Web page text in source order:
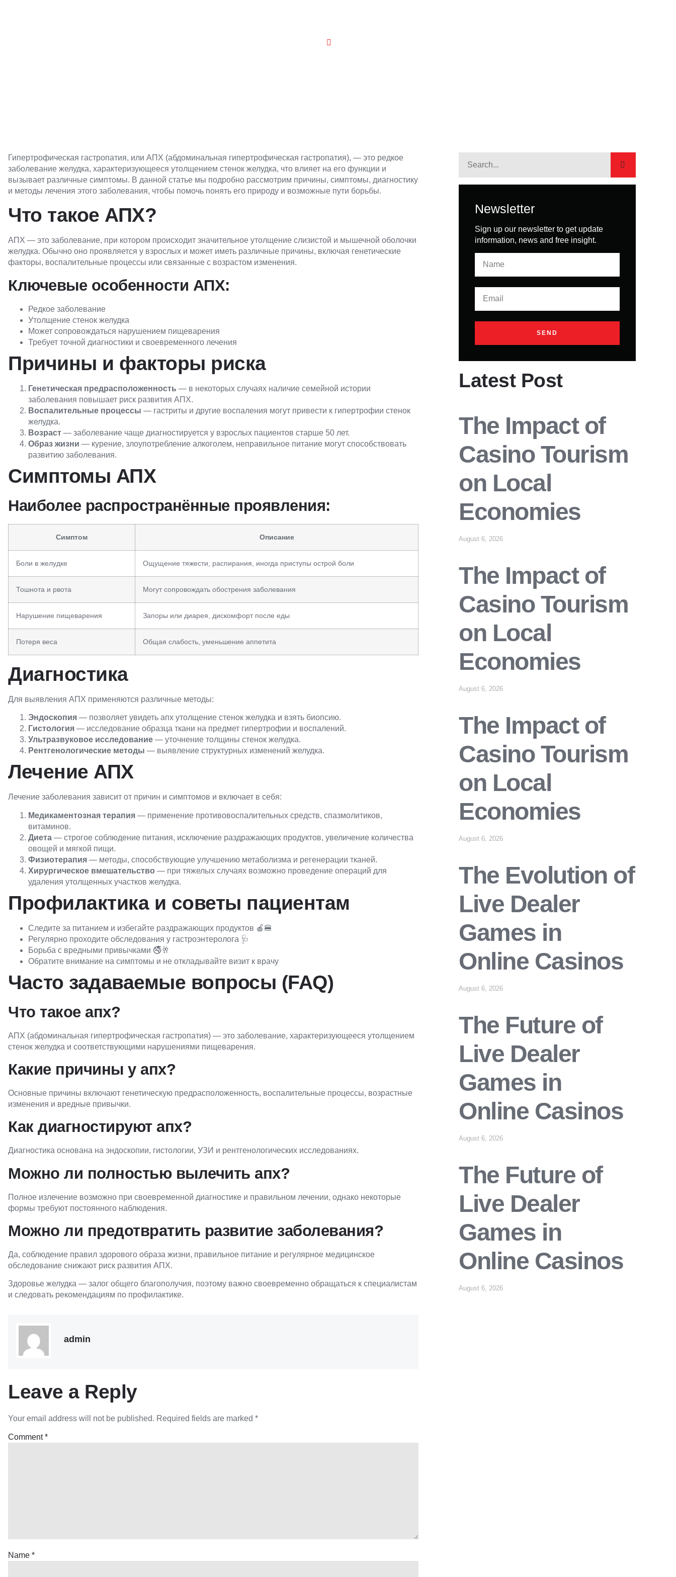
Гипертрофическая гастропатия, или АПХ (абдоминальная гипертрофическая гастропатия), — это редкое
заболевание желудка, характеризующееся утолщением стенок желудка, что влияет на его функции и
вызывает различные симптомы. В данной статье мы подробно рассмотрим причины, симптомы, диагностику
и методы лечения этого заболевания, чтобы помочь понять его природу и возможные пути борьбы.
Что такое АПХ?
АПХ — это заболевание, при котором происходит значительное утолщение слизистой и мышечной оболочки
желудка. Обычно оно проявляется у взрослых и может иметь различные причины, включая генетические
факторы, воспалительные процессы или связанные с возрастом изменения.
Ключевые особенности АПХ:
Редкое заболевание
Утолщение стенок желудка
Может сопровождаться нарушением пищеварения
Требует точной диагностики и своевременного лечения
Причины и факторы риска
Генетическая предрасположенность — в некоторых случаях наличие семейной истории
заболевания повышает риск развития АПХ.
Воспалительные процессы — гастриты и другие воспаления могут привести к гипертрофии стенок
желудка.
Возраст — заболевание чаще диагностируется у взрослых пациентов старше 50 лет.
Образ жизни — курение, злоупотребление алкоголем, неправильное питание могут способствовать
развитию заболевания.
Симптомы АПХ
Наиболее распространённые проявления:
Симптом Описание
Боли в желудке Ощущение тяжести, распирания, иногда приступы острой боли
Тошнота и рвота Могут сопровождать обострения заболевания
Нарушение пищеварения Запоры или диарея, дискомфорт после еды
Потеря веса Общая слабость, уменьшение аппетита
Диагностика
Для выявления АПХ применяются различные методы:
Эндоскопия — позволяет увидеть апх утолщение стенок желудка и взять биопсию.
Гистология — исследование образца ткани на предмет гипертрофии и воспалений.
Ультразвуковое исследование — уточнение толщины стенок желудка.
Рентгенологические методы — выявление структурных изменений желудка.
Лечение АПХ
Лечение заболевания зависит от причин и симптомов и включает в себя:
Медикаментозная терапия — применение противовоспалительных средств, спазмолитиков,
витаминов.
Диета — строгое соблюдение питания, исключение раздражающих продуктов, увеличение количества
овощей и мягкой пищи.
Физиотерапия — методы, способствующие улучшению метаболизма и регенерации тканей.
Хирургическое вмешательство — при тяжелых случаях возможно проведение операций для
удаления утолщенных участков желудка.
Профилактика и советы пациентам
Следите за питанием и избегайте раздражающих продуктов 🍎🍔
Регулярно проходите обследования у гастроэнтеролога 🩺
Борьба с вредными привычками 🚭🥂
Обратите внимание на симптомы и не откладывайте визит к врачу
Часто задаваемые вопросы (FAQ)
Что такое апх?
АПХ (абдоминальная гипертрофическая гастропатия) — это заболевание, характеризующееся утолщением
стенок желудка и соответствующими нарушениями пищеварения.
Какие причины у апх?
Основные причины включают генетическую предрасположенность, воспалительные процессы, возрастные
изменения и вредные привычки.
Как диагностируют апх?
Диагностика основана на эндоскопии, гистологии, УЗИ и рентгенологических исследованиях.
Можно ли полностью вылечить апх?
Полное излечение возможно при своевременной диагностике и правильном лечении, однако некоторые
формы требуют постоянного наблюдения.
Можно ли предотвратить развитие заболевания?
Да, соблюдение правил здорового образа жизни, правильное питание и регулярное медицинское
обследование снижают риск развития АПХ.
Здоровье желудка — залог общего благополучия, поэтому важно своевременно обращаться к специалистам
и следовать рекомендациям по профилактике.
admin
Leave a Reply
Your email address will not be published. Required fields are marked *
Comment*
Name *
Newsletter
Sign up our newsletter to get update
information, news and free insight.
SEND
Latest Post
The Impact of
Casino Tourism
on Local
Economies
August 6, 2026
The Impact of
Casino Tourism
on Local
Economies
August 6, 2026
The Impact of
Casino Tourism
on Local
Economies
August 6, 2026
The Evolution of
Live Dealer
Games in
Online Casinos
August 6, 2026
The Future of
Live Dealer
Games in
Online Casinos
August 6, 2026
The Future of
Live Dealer
Games in
Online Casinos
August 6, 2026